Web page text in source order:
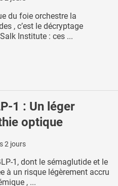
du foie orchestre la
, c’est le décryptage
Institute : ces ...
1 : Un léger
optique
2 jours
1, dont le sémaglutide et le
à un risque légèrement accru
, ...